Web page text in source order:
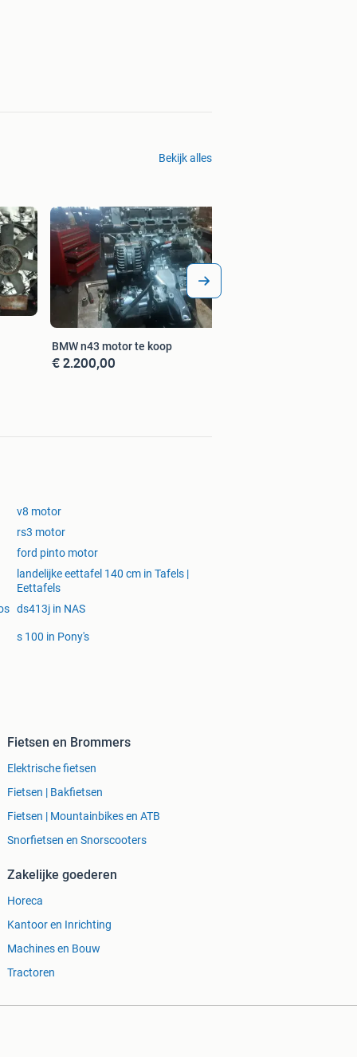
Bekijk alles
BMW n43 motor te koop
€ 2.200,00
v8 motor
rs3 motor
ford pinto motor
landelijke eettafel 140 cm in Tafels |
Eettafels
ds413j in NAS
s 100 in Pony's
Fietsen en Brommers
Elektrische fietsen
Fietsen | Bakfietsen
Fietsen | Mountainbikes en ATB
Snorfietsen en Snorscooters
Zakelijke goederen
Horeca
Kantoor en Inrichting
Machines en Bouw
Tractoren